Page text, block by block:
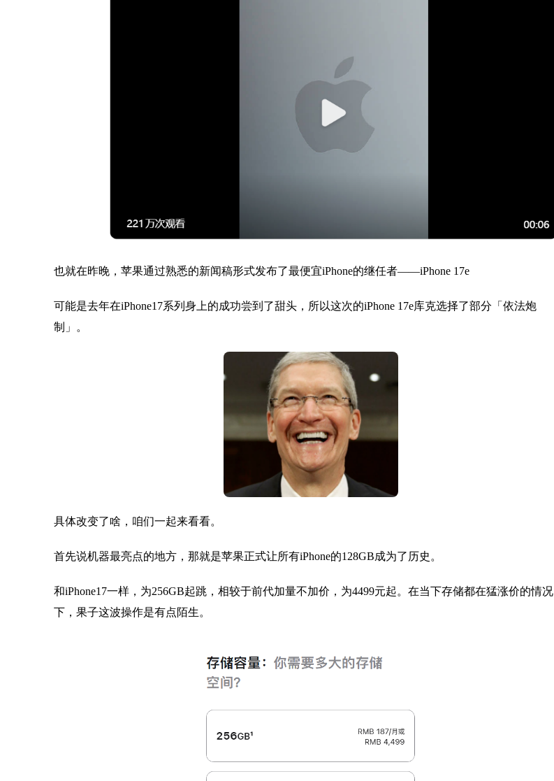
也就在昨晚，苹果通过熟悉的新闻稿形式发布了最便宜iPhone的继任者——iPhone 17e
可能是去年在iPhone17系列身上的成功尝到了甜头，所以这次的iPhone 17e库克选择了部分「依法炮
制」。
具体改变了啥，咱们一起来看看。
首先说机器最亮点的地方，那就是苹果正式让所有iPhone的128GB成为了历史。
和iPhone17一样，为256GB起跳，相较于前代加量不加价，为4499元起。在当下存储都在猛涨价的情况
下，果子这波操作是有点陌生。